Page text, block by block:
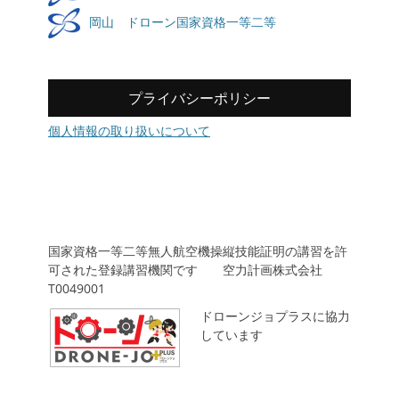
岡山 ドローン国家資格一等二等
プライバシーポリシー
個人情報の取り扱いについて
国家資格一等二等無人航空機操縦技能証明の講習を許
可された登録講習機関です 空力計画株式会社
T0049001
ドローンジョプラスに協力
しています